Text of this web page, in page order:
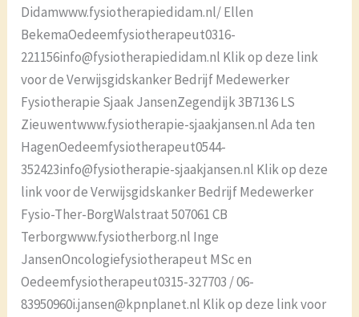
Didamwww.fysiotherapiedidam.nl/ Ellen
BekemaOedeemfysiotherapeut0316-
221156info@fysiotherapiedidam.nl Klik op deze link
voor de Verwijsgidskanker Bedrijf Medewerker
Fysiotherapie Sjaak JansenZegendijk 3B7136 LS
Zieuwentwww.fysiotherapie-sjaakjansen.nl Ada ten
HagenOedeemfysiotherapeut0544-
352423info@fysiotherapie-sjaakjansen.nl Klik op deze
link voor de Verwijsgidskanker Bedrijf Medewerker
Fysio-Ther-BorgWalstraat 507061 CB
Terborgwww.fysiotherborg.nl Inge
JansenOncologiefysiotherapeut MSc en
Oedeemfysiotherapeut0315-327703 / 06-
83950960i.jansen@kpnplanet.nl Klik op deze link voor